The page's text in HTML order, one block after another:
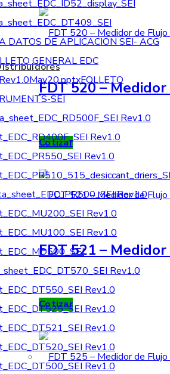
FDT 520 –
Cotizar
FDT 521 –
Cotizar
DATOS DE APLICACION SEI- ACG
GENERAL EDC
FOLLETO
SEI
Rev1.0
Rev1.0
Rev1.0
Rev1.0
Rev1.0
Rev1.0
Rev1.0
Rev1.0
Rev1.0
Rev1.0
Rev1.0
Rev1.0